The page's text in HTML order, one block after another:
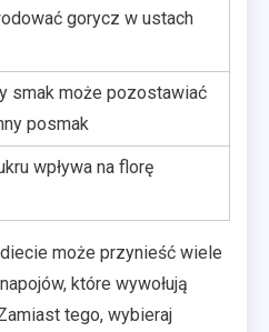
gorycz w ustach
smak może pozostawiać
posmak
wpływa na florę
może przynieść wiele
które wywołują
tego, wybieraj